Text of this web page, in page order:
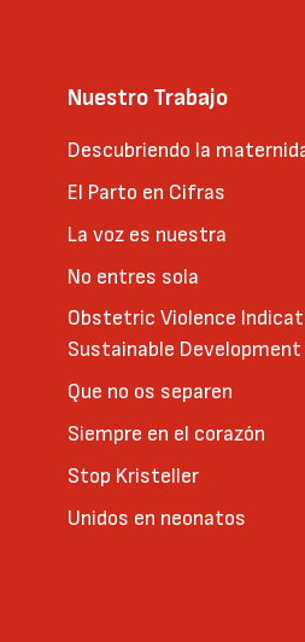
Nuestro Trabajo
Descubriendo la
El Parto en Cifras
La voz es nuestra
No entres sola
Obstetric Violence
Sustainable
Que no os separen
Siempre en el corazón
Stop Kristeller
Unidos en neonatos